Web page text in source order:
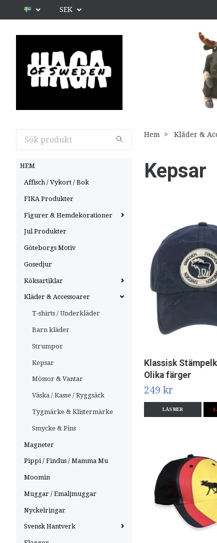
SEK
HEM
Affisch / Vykort / Bok
FIKA Produkter
Figurer & Hemdekorationer
Jul Produkter
Göteborgs Motiv
Gosedjur
Köksartiklar
Kläder & Accessoarer
T-shirts / Underkläder
Barn kläder
Strumpor
Kepsar
Mössor & Vantar
Väska / Kasse / Ryggsäck
Tygmärke & Klistermärke
Smycke & Pins
Magneter
Pippi / Findus / Mamma Mu
Moomin
Muggar / Emaljmuggar
Nyckelringar
Svensk Hantverk
Hem Kläder &
Kepsar
Klassisk
Olika färger
249 kr
LÄS MER